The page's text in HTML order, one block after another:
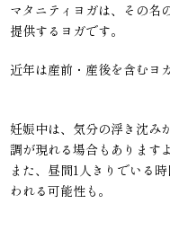
マタニティヨガは、その名
提供するヨガです。
近年は産前・産後を含むヨ
妊娠中は、気分の浮き沈み
調が現れる場合もありますよ
また、昼間1人きりでいる
われる可能性も。